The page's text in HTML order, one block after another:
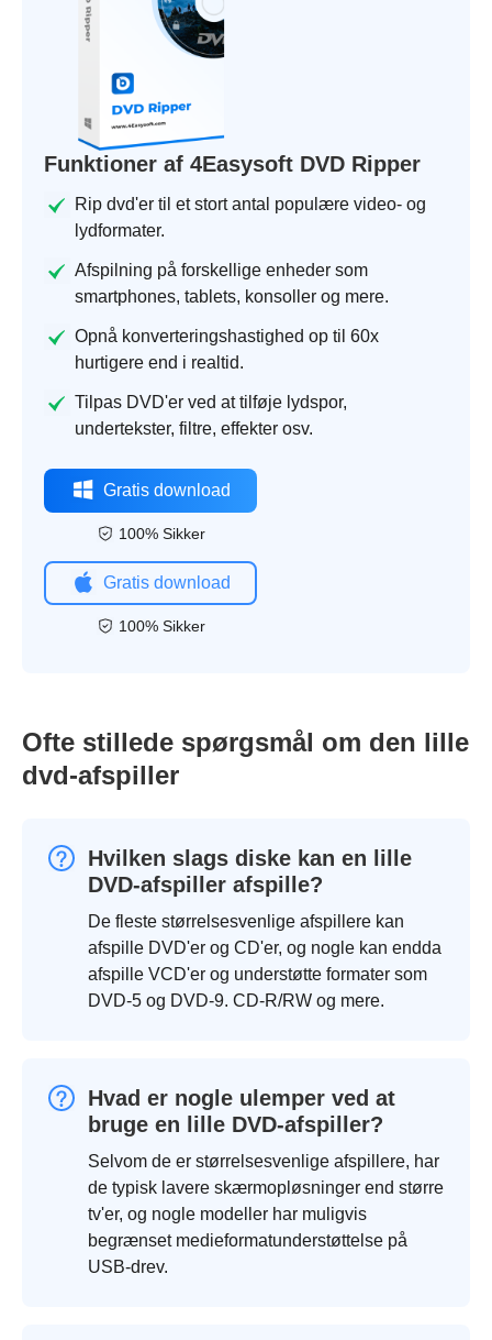
Funktioner af 4Easysoft DVD Ripper
Rip dvd'er til et stort antal populære video- og
lydformater.
Afspilning på forskellige enheder som
smartphones, tablets, konsoller og mere.
Opnå konverteringshastighed op til 60x
hurtigere end i realtid.
Tilpas DVD'er ved at tilføje lydspor,
undertekster, filtre, effekter osv.
Gratis download
100% Sikker
Gratis download
100% Sikker
Ofte stillede spørgsmål om den lille
dvd-afspiller
Hvilken slags diske kan en lille
DVD-afspiller afspille?
De fleste størrelsesvenlige afspillere kan
afspille DVD'er og CD'er, og nogle kan endda
afspille VCD'er og understøtte formater som
DVD-5 og DVD-9. CD-R/RW og mere.
Hvad er nogle ulemper ved at
bruge en lille DVD-afspiller?
Selvom de er størrelsesvenlige afspillere, har
de typisk lavere skærmopløsninger end større
tv'er, og nogle modeller har muligvis
begrænset medieformatunderstøttelse på
USB-drev.